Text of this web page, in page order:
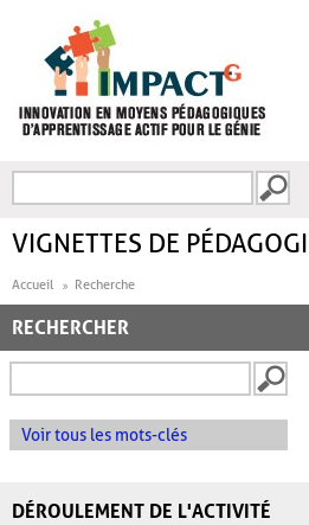
FORMULAIRE DE
VIGNETTES DE
Accueil Recherche
RECHERCHER
Voir tous les mots-clés
DÉROULEMENT DE L'ACTIVITÉ